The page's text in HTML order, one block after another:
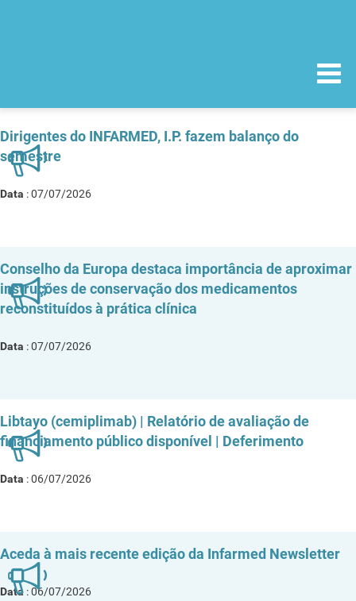
Dirigentes do INFARMED, I.P. fazem balanço do
semestre
Data : 07/07/2026
Conselho da Europa destaca importância de aproximar
instruções de conservação dos medicamentos
reconstituídos à prática clínica
Data : 07/07/2026
Libtayo (cemiplimab) | Relatório de avaliação de
financiamento público disponível | Deferimento
Data : 06/07/2026
Aceda à mais recente edição da Infarmed Newsletter
Data : 06/07/2026